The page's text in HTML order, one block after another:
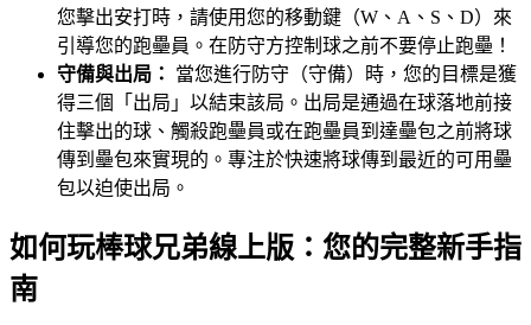
您擊出安打時，請使用您的移動鍵（W、A、S、D）來
引導您的跑壘員。在防守方控制球之前不要停止跑壘！
守備與出局：
當您進行防守（守備）時，您的目標是獲
得三個「出局」以結束該局。出局是通過在球落地前接
住擊出的球、觸殺跑壘員或在跑壘員到達壘包之前將球
傳到壘包來實現的。專注於快速將球傳到最近的可用壘
包以迫使出局。
如何玩棒球兄弟線上版：您的完整新手指
南